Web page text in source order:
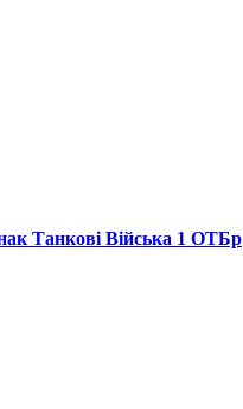
Танкові Війська 1 ОТБр